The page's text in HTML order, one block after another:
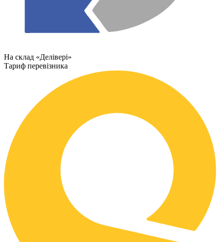
На склад «Делівері»
Тариф перевізника